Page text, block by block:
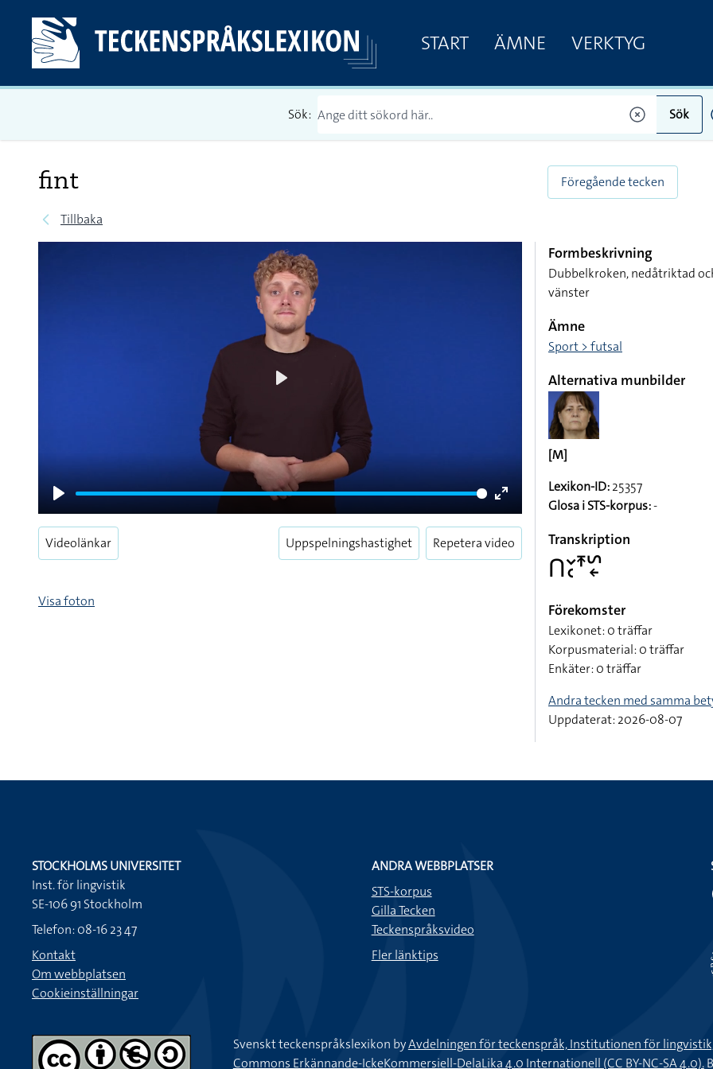
START ÄMNE VERKTYG
Sök: Sök
fint
Tillbaka
Föregående tecken
Play
Enter
fullscreen
Videolänkar Uppspelningshastighet Repetera video
Visa foton
Formbeskrivning
Dubbelkroken, nedåtriktad
vänster
Ämne
Sport > futsal
Alternativa munbilder
[M]
Lexikon-ID:25357
Glosa i STS-korpus:-
Transkription
􌤽􌥖􌥗􌥵􌥲􌦈
Förekomster
Lexikonet: 0 träffar
Korpusmaterial: 0 träffar
Enkäter: 0 träffar
Andra tecken med samma
Uppdaterat: 2026-08-07
STOCKHOLMS UNIVERSITET
Inst. för lingvistik
SE-106 91 Stockholm
Telefon: 08-16 23 47
Kontakt
Om webbplatsen
Cookieinställningar
ANDRA WEBBPLATSER
STS-korpus
Gilla Tecken
Teckenspråksvideo
Fler länktips
Svenskt teckenspråkslexikon byAvdelningen för teckenspråk, Institutionen för
Commons Erkännande-IckeKommersiell-DelaLika 4.0 Internationell (CC BY-NC-SA 4.0).